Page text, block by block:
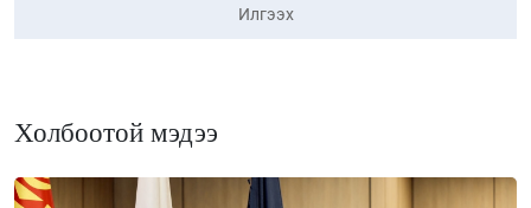
Илгээх
Холбоотой мэдээ